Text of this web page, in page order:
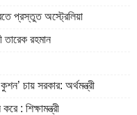
প্রস্তুত অস্ট্রেলিয়া
রহমান
চায় সরকার: অর্থমন্ত্রী
: শিক্ষামন্ত্রী